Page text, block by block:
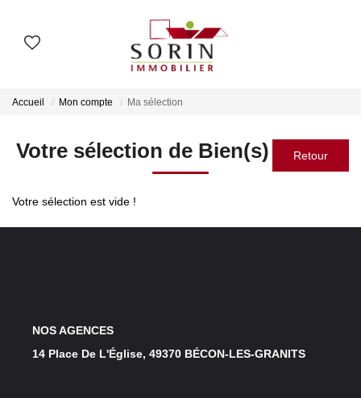
Notre Histoire
Accueil Mon compte Ma sélection
Votre sélection de Bien(s)
Votre sélection est vide !
NOS AGENCES
14 Place De L'Église, 49370 BÉCON-LES-GRANITS